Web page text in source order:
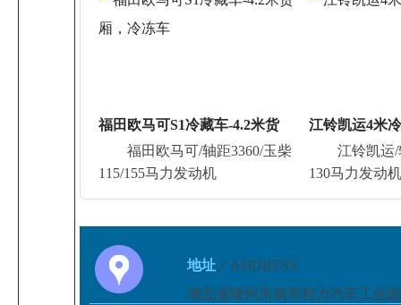
福田欧马可S1冷藏车-4.2米货
厢，冷冻车
福田欧马可/轴距3360/玉柴
115/155马力发动机
江铃凯运4米
江铃凯运/
130马力发动机
地址 ／ADDRESS
湖北省随州市南郊程力汽车工业园